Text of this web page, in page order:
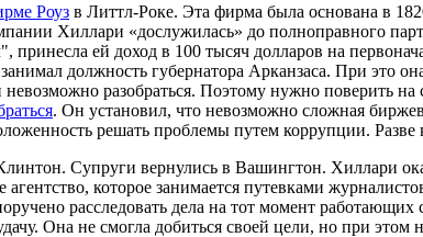
Роуз в Литтл-Роке. Эта фирма была основана в
Хиллари «дослужилась» до полноправного
ей доход в 100 тысяч долларов на
должность губернатора Арканзаса. При это
разобраться. Поэтому нужно поверить на
. Он установил, что невозможно сложная
решать проблемы путем коррупции.
Супруги вернулись в Вашингтон. Хиллари
агентство, которое занимается путевками
расследовать дела на тот момент
Она не смогла добиться своей цели, но при этом